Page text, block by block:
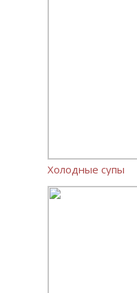
Холодные супы